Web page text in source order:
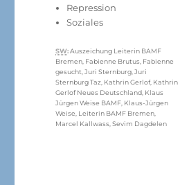
Repression
Soziales
Schlagwörter
SW:Auszeichung Leiterin BAMF
Bremen Fabienne Brutus Fabienne
gesucht ,Juri Sternburg ,Juri
Sternburg Taz Kathrin Gerlof, Kathrin
Gerlof Neues Deutschland Klaus
Jürgen Weise BAMF Klaus-Jürgen
Weise Leiterin BAMF Bremen
Marcel Kallwass ,Sevim Dagdelen